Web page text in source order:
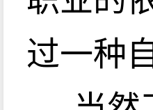
过一种